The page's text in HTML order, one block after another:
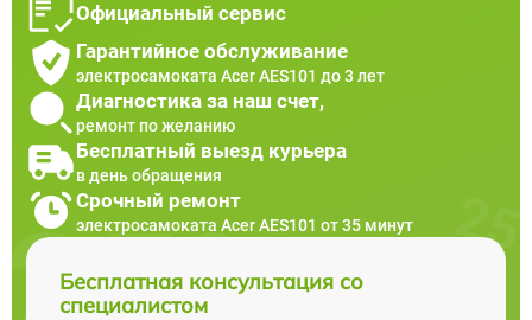
Официальный сервис
Гарантийное обслуживание
электросамоката Acer AES101 до 3 лет
Диагностика за наш счет,
ремонт по желанию
Бесплатный выезд курьера
в день обращения
Срочный ремонт
электросамоката Acer AES101 от 35 минут
Бесплатная консультация со
специалистом